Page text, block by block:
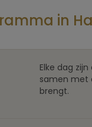
in
Elke dag
samen met
brengt.